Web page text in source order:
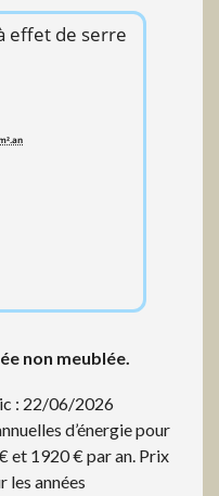
effet de serre
non meublée.
: 22/06/2026
d’énergie pour
et 1920 € par an. Prix
les années